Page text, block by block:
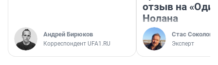
Андрей Бирюков
Корреспондент UFA1.RU
отзыв на
Нолана
Стас Соколов
Эксперт